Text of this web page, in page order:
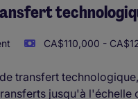
CA$110,000 -
transfert
jusqu'à